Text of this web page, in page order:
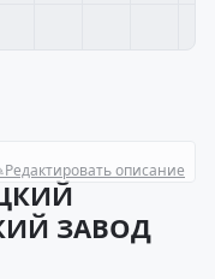
Редактировать описание
ЗАВОД